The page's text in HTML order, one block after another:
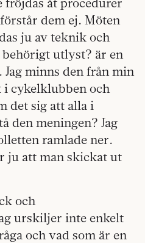
dem ej. Möten
ju av teknik och
utlyst? är en
minns den från min
i cykelklubben och
det sig att alla i
den meningen? Jag
ramlade ner.
ju att man skickat ut
och
urskiljer inte enkelt
och vad som är en